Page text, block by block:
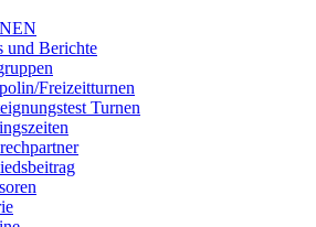
und Berichte
Freizeitturnen
Turnen